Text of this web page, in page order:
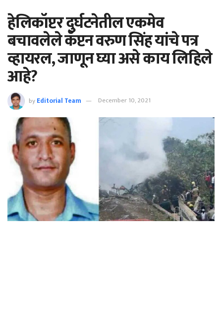
हेलिकॉप्टर दुर्घटनेतील एकमेव
बचावलेले कॅप्टन वरुण सिंह यांचे पत्र
व्हायरल, जाणून घ्या असे काय लिहिले
आहे?
byEditorial Team December 10, 2021